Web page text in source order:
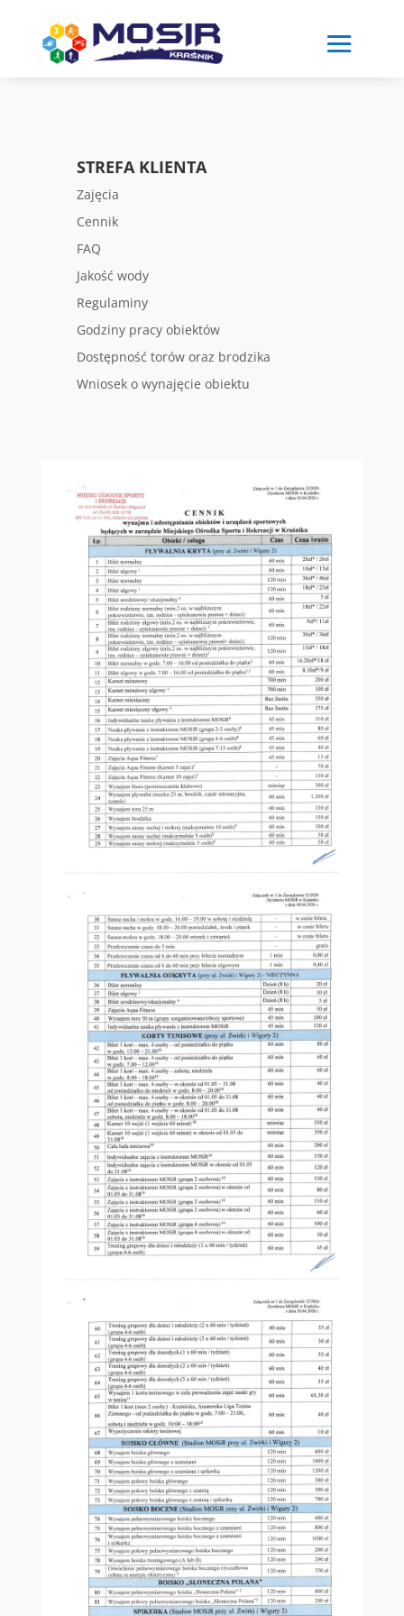
content
STREFA KLIENTA
Zajęcia
Cennik
FAQ
Jakość wody
Regulaminy
Godziny pracy obiektów
Dostępność torów oraz brodzika
Wniosek o wynajęcie obiektu